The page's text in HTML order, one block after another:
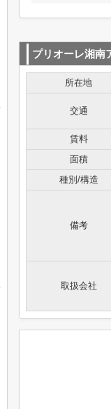
プリオーレ湘南
所在地
交通
賃料
面積
種別/構造
備考
取扱会社